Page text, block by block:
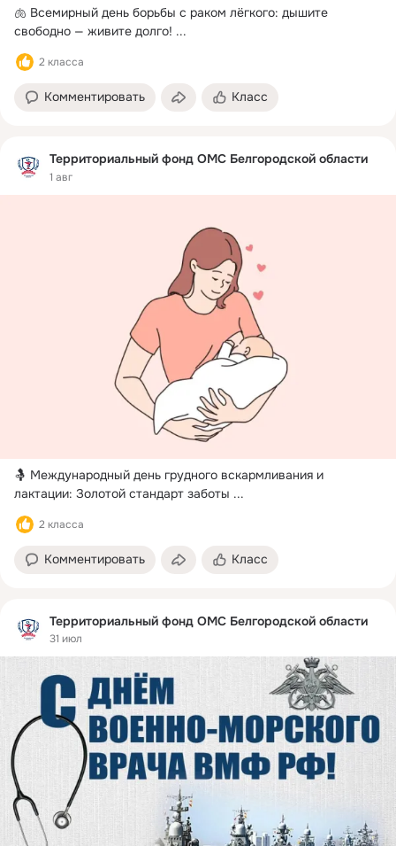
🫁 Всемирный день борьбы с раком лёгкого: дышите
свободно — живите долго! ...
2 класса
Комментировать Класс
Территориальный фонд ОМС Белгородской области
1 авг
🤱 Международный день грудного вскармливания и
лактации: Золотой стандарт заботы ...
2 класса
Комментировать Класс
Территориальный фонд ОМС Белгородской области
31 июл